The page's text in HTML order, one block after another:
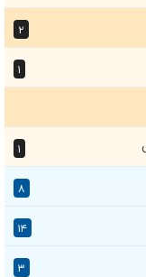
۲
۸
۱۴
۳